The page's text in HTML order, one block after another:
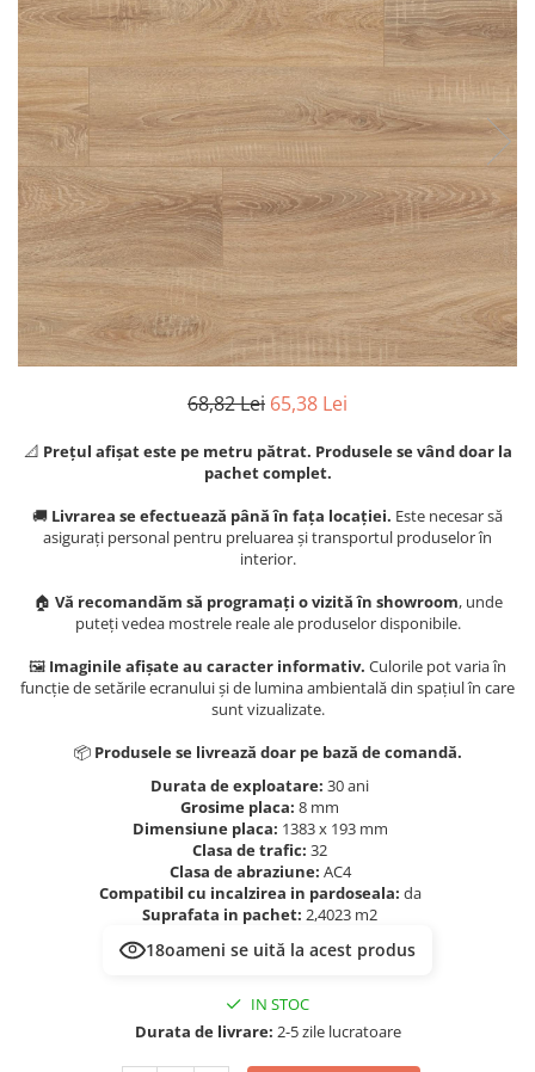
River 12 mm
Timeless 12mm
Woodstock 8mm
Woodstock PRO 8mm
Woodstock XL 10mm
Woodstock XL 8mm
ADO Floor - SPC
Finsa - Laminat
Finfloor 12mm
Finfloor XL 10mm
Style 8mm
Supreme 8mm
Amazone 10 mm
Evolution 12 mm
Herringbone 8 mm
Mammut 12 mm
Progress 10 mm
Robusto 12 mm
68,82 Lei 65,38 Lei
📐 Prețul afișat este pe metru pătrat. Produsele se vând doar la
pachet complet.
🚚 Livrarea se efectuează până în fața locației. Este necesar să
asigurați personal pentru preluarea și transportul produselor în
interior.
🏠 Vă recomandăm să programați o vizită în showroom, unde
puteți vedea mostrele reale ale produselor disponibile.
🖼️ Imaginile afișate au caracter informativ. Culorile pot varia în
funcție de setările ecranului și de lumina ambientală din spațiul în care
sunt vizualizate.
📦 Produsele se livrează doar pe bază de comandă.
Durata de exploatare: 30 ani
Grosime placa: 8 mm
Dimensiune placa: 1383 x 193 mm
Clasa de trafic: 32
Clasa de abraziune: AC4
Compatibil cu incalzirea in pardoseala: da
Suprafata in pachet: 2,4023 m2
18oameni se uită la acest produs
IN STOC
Durata de livrare: 2-5 zile lucratoare